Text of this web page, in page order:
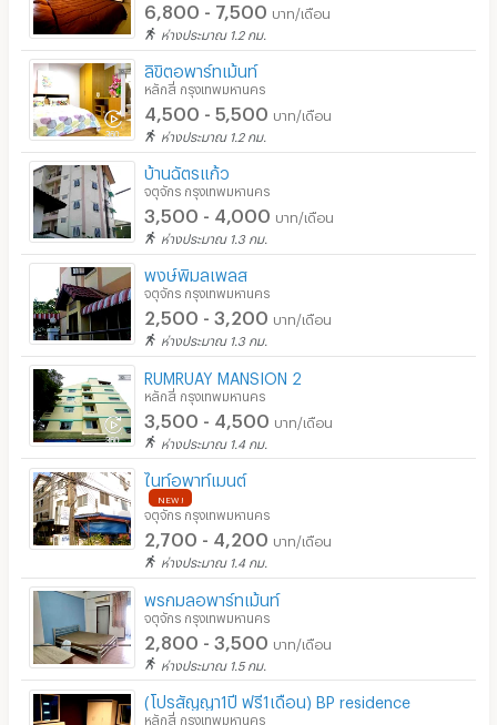
6,800 - 7,500 บาท/เดือน
ห่างประมาณ 1.2 กม.
ลิขิตอพาร์ทเม้นท์
หลักสี่ กรุงเทพมหานคร
4,500 - 5,500 บาท/เดือน
ห่างประมาณ 1.2 กม.
บ้านฉัตรแก้ว
จตุจักร กรุงเทพมหานคร
3,500 - 4,000 บาท/เดือน
ห่างประมาณ 1.3 กม.
พงษ์พิมลเพลส
จตุจักร กรุงเทพมหานคร
2,500 - 3,200 บาท/เดือน
ห่างประมาณ 1.3 กม.
RUMRUAY MANSION 2
หลักสี่ กรุงเทพมหานคร
3,500 - 4,500 บาท/เดือน
ห่างประมาณ 1.4 กม.
ไนท์อพาท์เมนต์
NEW !
จตุจักร กรุงเทพมหานคร
2,700 - 4,200 บาท/เดือน
ห่างประมาณ 1.4 กม.
พรกมลอพาร์ทเม้นท์
จตุจักร กรุงเทพมหานคร
2,800 - 3,500 บาท/เดือน
ห่างประมาณ 1.5 กม.
(โปรสัญญา1ปี ฟรี1เดือน) BP residence
หลักสี่ กรุงเทพมหานคร